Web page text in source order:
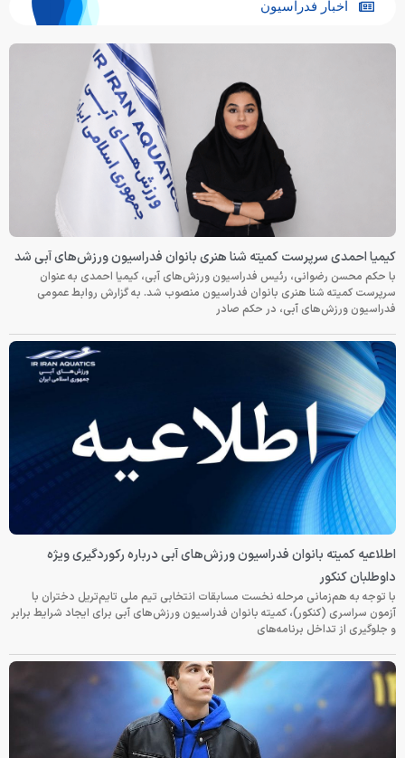
اخبار فدراسیون
کیمیا احمدی سرپرست کمیته شنا هنری بانوان فدراسیون ورزش‌های آبی شد
با حکم محسن رضوانی، رئیس فدراسیون ورزش‌های آبی، کیمیا احمدی به عنوان
سرپرست کمیته شنا هنری بانوان فدراسیون منصوب شد. به گزارش روابط عمومی
فدراسیون ورزش‌های آبی، در حکم صادر
اطلاعیه کمیته بانوان فدراسیون ورزش‌های آبی درباره رکوردگیری ویژه
داوطلبان کنکور
با توجه به هم‌زمانی مرحله نخست مسابقات انتخابی تیم ملی تایم‌تریل دختران با
آزمون سراسری (کنکور)، کمیته بانوان فدراسیون ورزش‌های آبی برای ایجاد شرایط برابر
و جلوگیری از تداخل برنامه‌های